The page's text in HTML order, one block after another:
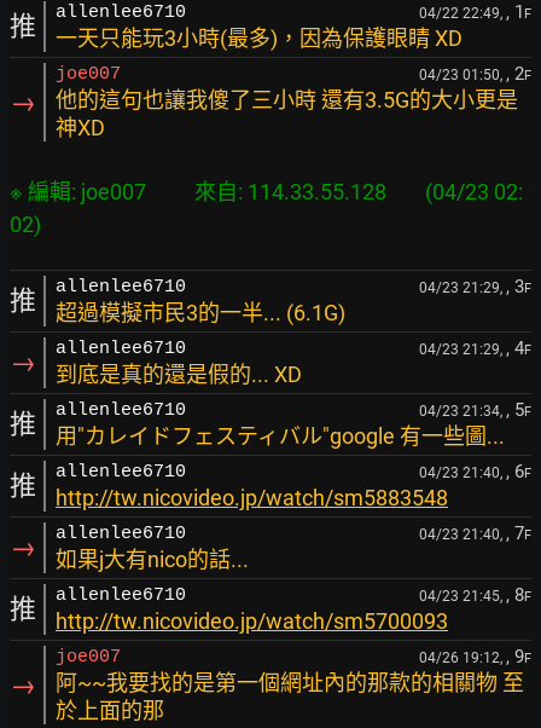
推 allenlee6710 04/22 22:49, , 1 F
一天只能玩3小時(最多)，因為保護眼睛 XD
→
joe007 04/23 01:50, , 2F
他的這句也讓我傻了三小時 還有3.5G的大小更是
神XD
※ 編輯: joe007          來自: 114.33.55.128        (04/23 02:
推 allenlee6710 04/23 21:29, , 3F
超過模擬市民3的一半... (6.1G)
→ allenlee6710 04/23 21:29, , 4F
到底是真的還是假的... XD
推 allenlee6710 04/23 21:34, , 5F
用"カレイドフェスティバル"google 有一些圖...
推 allenlee6710 04/23 21:40, , 6F
http://tw.nicovideo.jp/watch/sm5883548
→ allenlee6710 04/23 21:40, , 7F
如果j大有nico的話...
推 allenlee6710 04/23 21:45, , 8F
http://tw.nicovideo.jp/watch/sm5700093
→
joe007 04/26 19:12, , 9F
阿~~我要找的是第一個網址內的那款的相關物 至
於上面的那